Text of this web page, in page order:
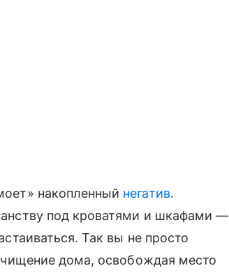
накопленный негатив.
под кроватями и шкафами —
Так вы не просто
дома, освобождая место